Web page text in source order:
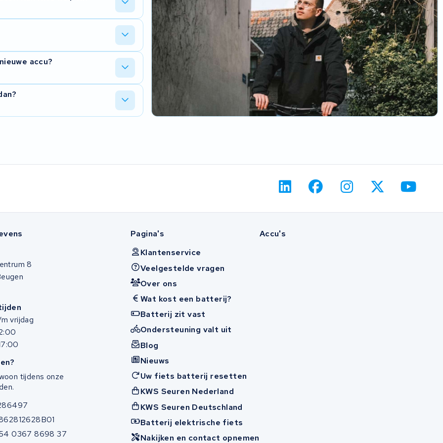
BMS of in de connector. Wij kijken
de accu binnen hebben. We laten u
accu?
en krijgt u nieuwe cellen erin. Vaak
8
vrijdag
tijdens onze
0367 8698 37
Pagina's
Klantenservice
Veelgestelde vragen
Over ons
Wat kost een batterij?
Batterij zit vast
Ondersteuning valt uit
Blog
Nieuws
Uw fiets batterij resetten
KWS Seuren Nederland
KWS Seuren Deutschland
Batterij elektrische fiets
Nakijken en contact opnemen
Accu's